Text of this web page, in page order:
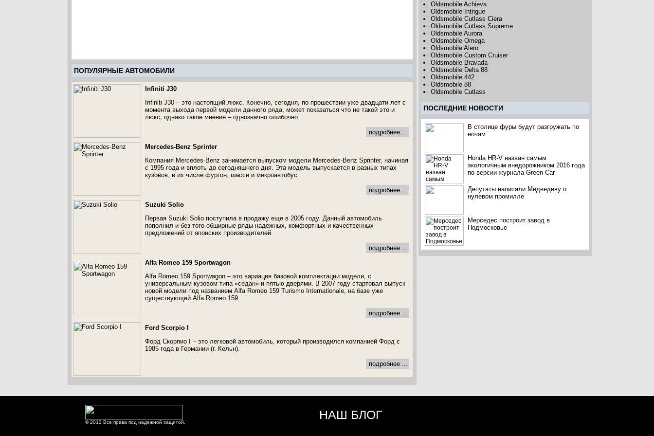
ПОПУЛЯРНЫЕ АВТОМОБИЛИ
Infiniti J30
Infiniti J30 – это настоящий люкс. Конечно, сегодня, по прошествии уже двадцати лет с
момента выхода первой модели данного ряда, может показаться что не такой это и
люкс, однако такое мнение – однозначно ошибочно.
подробнее ...
Mercedes-Benz Sprinter
Компания Mercedes-Benz занимается выпуском модели Mercedes-Benz Sprinter, начиная
с 1995 года и вплоть до сегодняшнего дня. Эта модель выпускается в разных типах
кузовов, в их числе фургон, шасси и микроавтобус.
подробнее ...
Suzuki Solio
Первая Suzuki Solio поступила в продажу еще в 2005 году. Данный автомобиль
пополнил и без того обширные ряды надежных, комфортных и качественных
предложений от японских производителей.
подробнее ...
Alfa Romeo 159 Sportwagon
Alfa Romeo 159 Sportwagon – это вариация базовой комплектации модели, с
универсальным кузовом типа «седан» и пятью дверями. В 2007 году стартовал выпуск
новой модели под названием Alfa Romeo 159 Turismo Internationale, на базе уже
существующей Alfa Romeo 159.
подробнее ...
Ford Scorpio I
Форд Скорпио I – это легковой автомобиль, который производился компанией Форд с
1985 года в Германии (г. Кельн).
подробнее ...
Oldsmobile Achieva
Oldsmobile Intrigue
Oldsmobile Cutlass Ciera
Oldsmobile Cutlass Supreme
Oldsmobile Aurora
Oldsmobile Omega
Oldsmobile Alero
Oldsmobile Custom Cruiser
Oldsmobile Bravada
Oldsmobile Delta 88
Oldsmobile 442
Oldsmobile 88
Oldsmobile Cutlass
ПОCЛЕДНИЕ НОВОСТИ
В столице фуры будут разгружать по
ночам
Honda HR-V назван самым
экологичным внедорожником 2016 года
по версии журнала Green Car
Депутаты написали Медведеву о
нулевом промилле
Мерседес построит завод в
Подмосковье
© 2012 Все права под надежной защитой.
НАШ БЛОГ